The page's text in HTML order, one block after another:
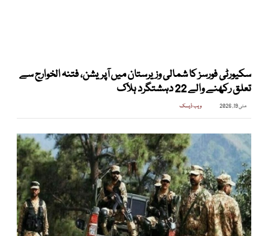
سکیورٹی فورسز کا شمالی وزیرستان میں آپریشن، فتنہ الخوارج سے
تعلق رکھنے والے 22 دہشتگرد ہلاک
مئی 19, 2026 ویب ڈیسک